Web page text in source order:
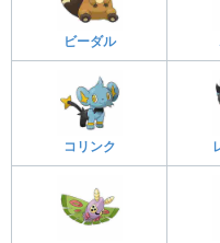
ビーダル
コリンク